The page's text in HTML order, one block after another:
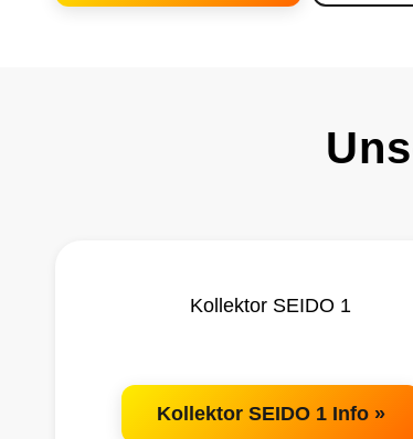
Kollektor SEIDO 1
Kollektor SEIDO 1 Info »